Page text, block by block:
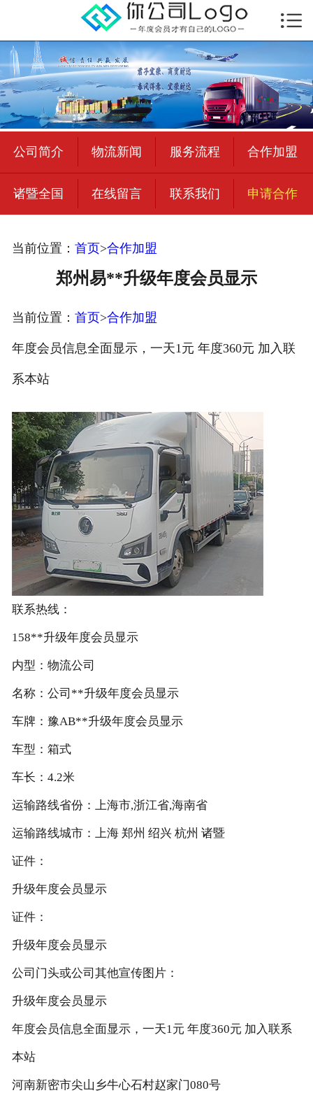
 首页
公司简介
物流新闻
绍兴至全国
合作加盟
宜荣智联

公司简介 物流新闻 服务流程 合作加盟
诸暨全国 在线留言 联系我们 申请合作
当前位置： 首页>合作加盟
郑州易**升级年度会员显示
当前位置： 首页>合作加盟
年度会员信息全面显示，一天1元 年度360元 加入联
系本站
联系热线：
158**升级年度会员显示
内型：物流公司
名称：公司**升级年度会员显示
车牌：豫AB**升级年度会员显示
车型：箱式
车长：4.2米
运输路线省份：上海市,浙江省,海南省
运输路线城市：上海 郑州 绍兴 杭州 诸暨
证件：
升级年度会员显示
证件：
升级年度会员显示
公司门头或公司其他宣传图片：
升级年度会员显示
年度会员信息全面显示，一天1元 年度360元 加入联系
本站
河南新密市尖山乡牛心石村赵家门080号